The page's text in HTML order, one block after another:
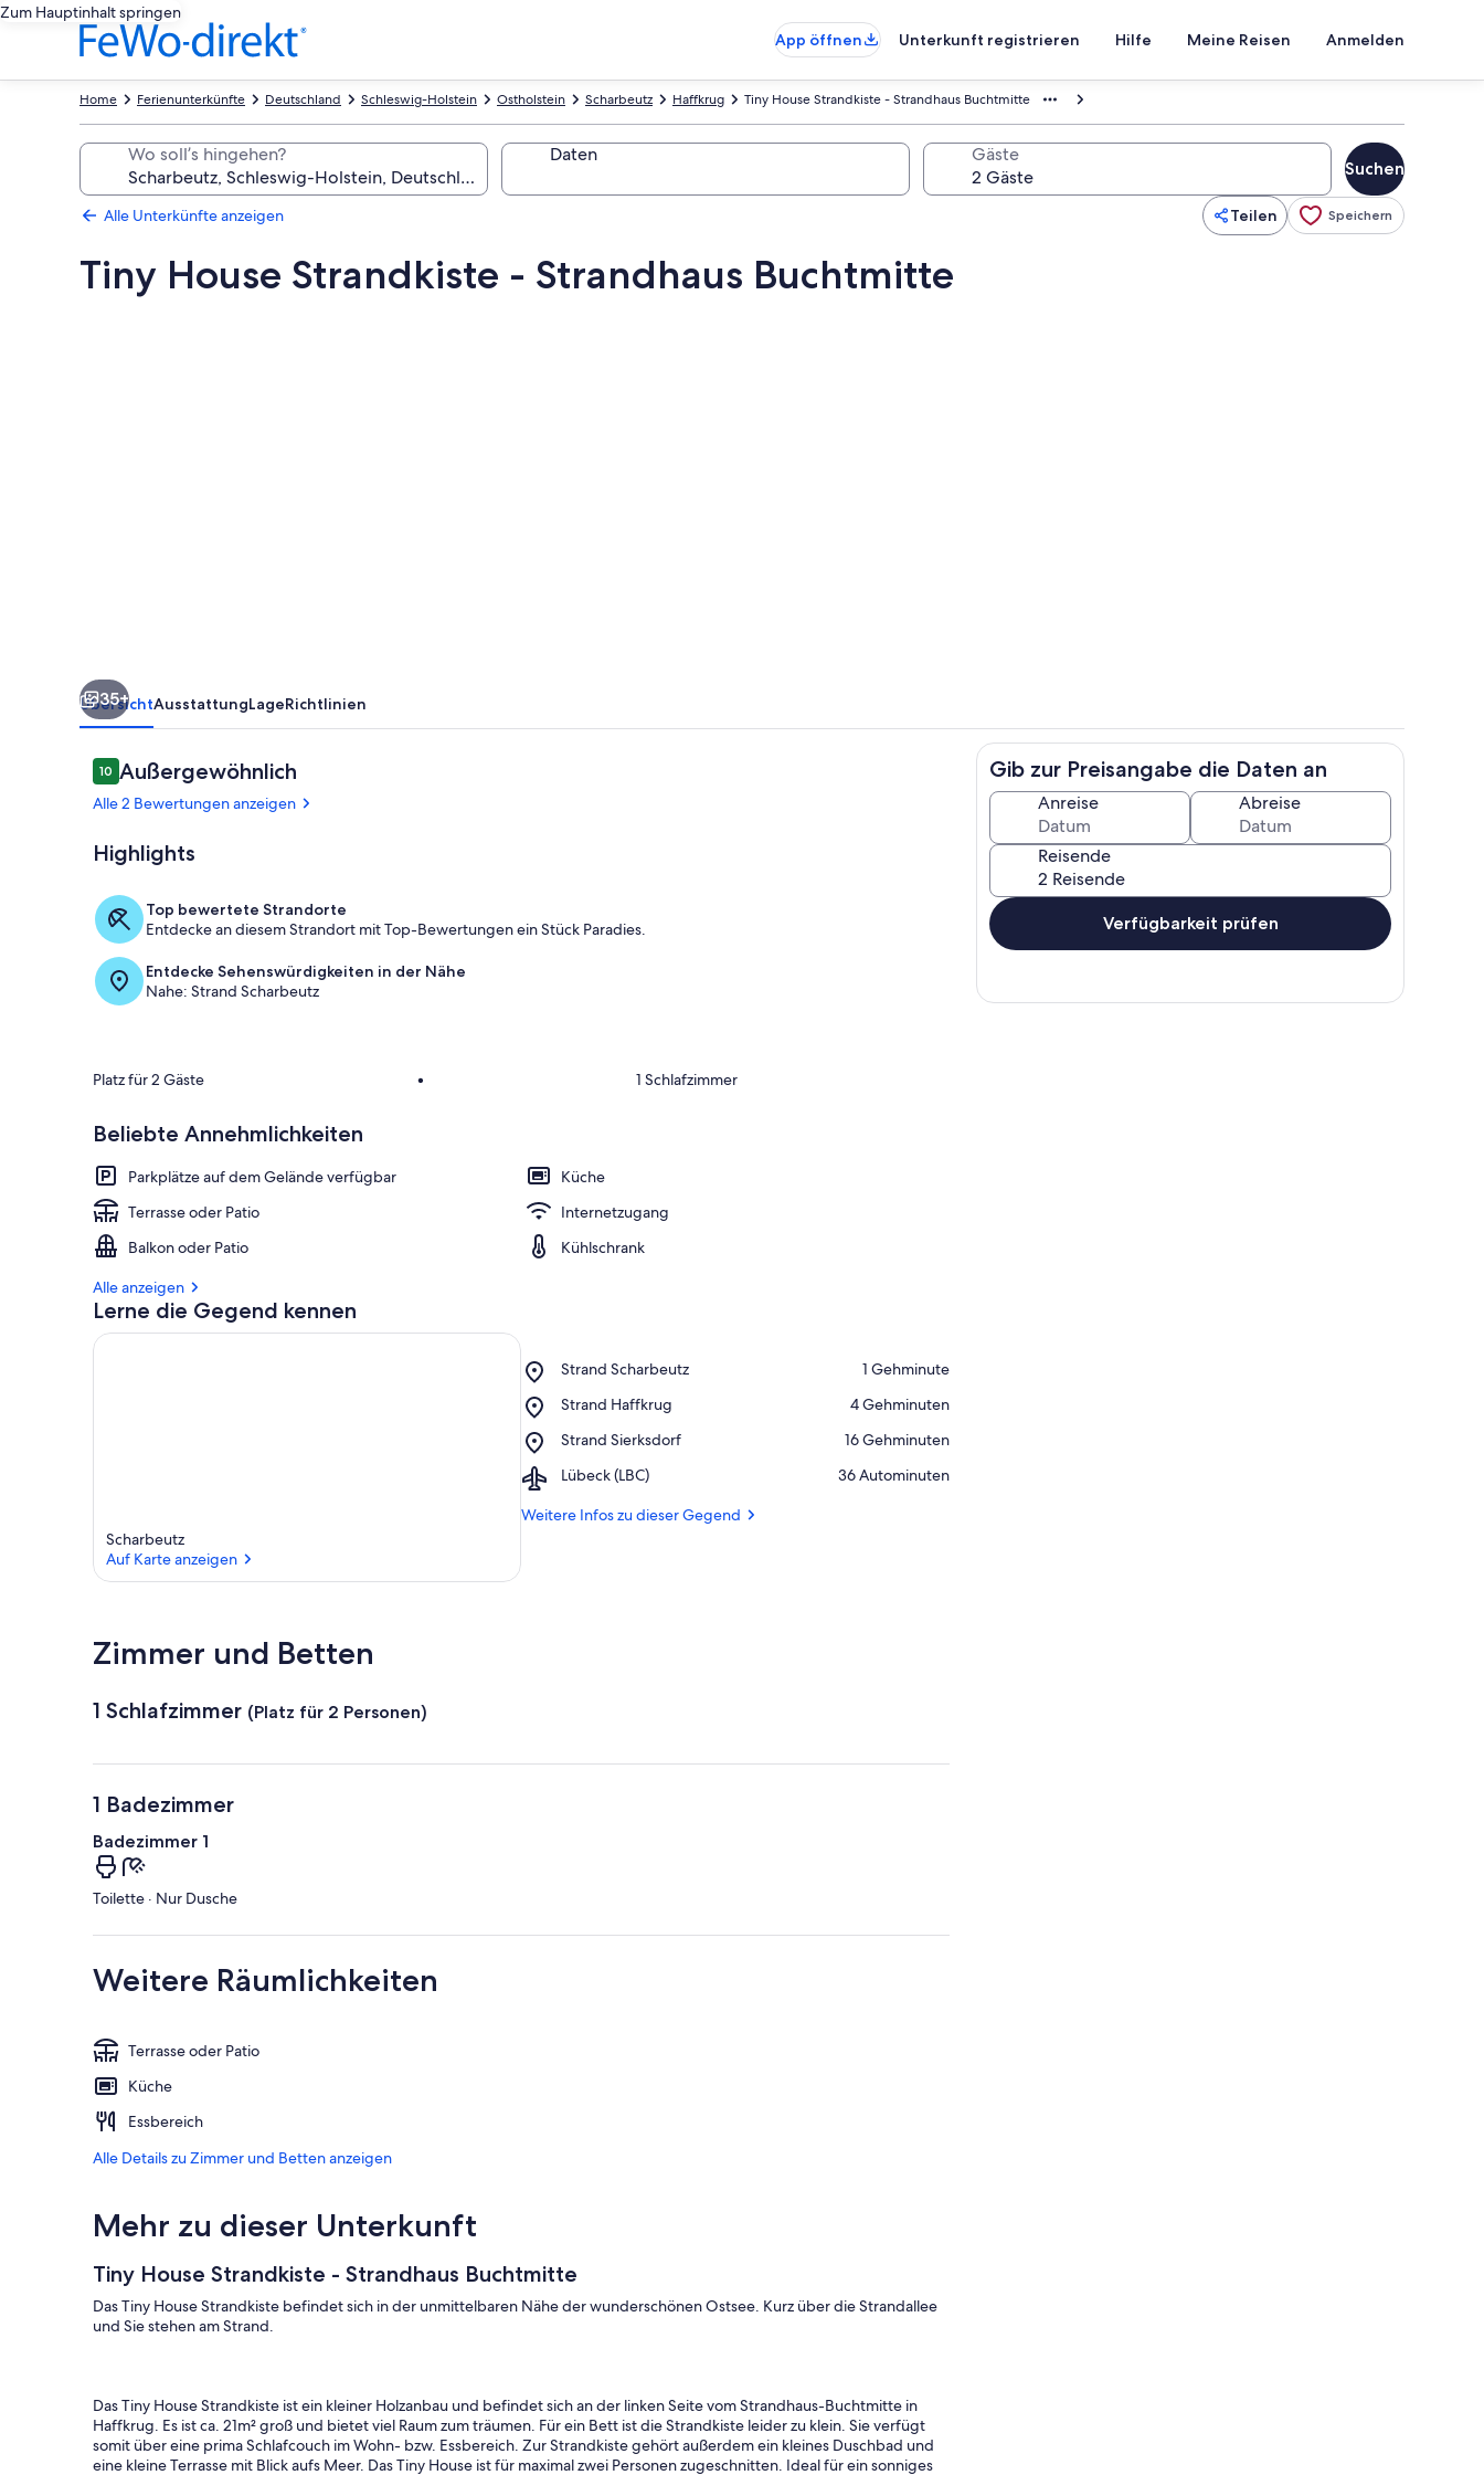
Zum Hauptinhalt springen
App öffnen
Unterkunft registrieren Hilfe Meine Reisen Anmelden
Tiny House Strandkiste - Strandhaus Buchtmitte
Haffkrug
Scharbeutz
Ostholstein
Schleswig-Holstein
Deutschland
Ferienunterkünfte
Home
Wo soll’s hingehen? Daten Gäste
Suchen
Alle Unterkünfte anzeigen Teilen Speichern
Tiny House Strandkiste - Strandhaus Buchtmitte
Tiny House -Strandkiste-
35+
ÜbersichtAusstattungLageRichtlinien
Bewertungen
1010 von 10.
Außergewöhnlich
Alle 2 Bewertungen anzeigen
Highlights
Top bewertete Strandorte
Entdecke an diesem Strandort mit Top-Bewertungen ein Stück Paradies.
Entdecke Sehenswürdigkeiten in der Nähe
Nahe: Strand Scharbeutz
Platz für 2 Gäste • 1 Schlafzimmer
Beliebte Annehmlichkeiten
Parkplätze auf dem Gelände verfügbar
Küche
Terrasse oder Patio
Internetzugang
Balkon oder Patio
Kühlschrank
Alle anzeigen
Lerne die Gegend kennen
Scharbeutz
Auf Karte anzeigen
Strand Scharbeutz
Place,
Scharbeutz
‪1 Gehminute‬
Strand Haffkrug
Place,
Haffkrug
‪4 Gehminuten‬
Strand Sierksdorf
Place,
Sierksdorf
‪16 Gehminuten‬
Lübeck (LBC)
Airport,
(LBC)
‪36 Autominuten‬
Weitere Infos zu dieser Gegend
Zimmer und Betten
1 Schlafzimmer (Platz für 2 Personen)
1 Badezimmer
Badezimmer 1
Toilette · Nur Dusche
Weitere Räumlichkeiten
Terrasse oder Patio
Küche
Essbereich
Alle Details zu Zimmer und Betten anzeigen
Mehr zu dieser Unterkunft
Tiny House Strandkiste - Strandhaus Buchtmitte
Das Tiny House Strandkiste befindet sich in der unmittelbaren Nähe der wunderschönen Ostsee. Kurz über die Strandallee
und Sie stehen am Strand.
Das Tiny House Strandkiste ist ein kleiner Holzanbau und befindet sich an der linken Seite vom Strandhaus-Buchtmitte in
Haffkrug. Es ist ca. 21m² groß und bietet viel Raum zum träumen. Für ein Bett ist die Strandkiste leider zu klein. Sie verfügt
somit über eine prima Schlafcouch im Wohn- bzw. Essbereich. Zur Strandkiste gehört außerdem ein kleines Duschbad und
eine kleine Terrasse mit Blick aufs Meer. Das Tiny House ist für maximal zwei Personen zugeschnitten. Ideal für ein sonniges
Gib zur Preisangabe die Daten an
Anreise Abreise
Reisende
Verfügbarkeit prüfen